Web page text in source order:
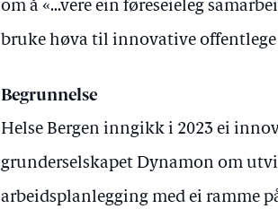
om å «...vere ein føreseieleg
bruke høva til innovative offentlege
Begrunnelse
Helse Bergen inngikk i 2023 ei
grunderselskapet Dynamon om
arbeidsplanlegging med ei ramme